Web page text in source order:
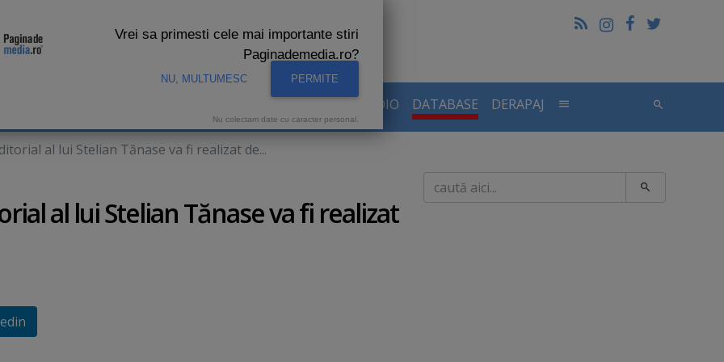
AUDIENTE RADIO DATABASE DERAPAJ
al lui Stelian Tănase va fi realizat de...
al lui Stelian Tănase va fi realizat
Caută
Vrei sa primesti cele mai importante stiri
Paginademedia.ro?
NU, MULTUMESC PERMITE
Nu colectam date cu caracter personal.